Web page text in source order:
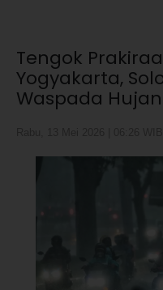
Tengok
Yogyakarta,
Waspada